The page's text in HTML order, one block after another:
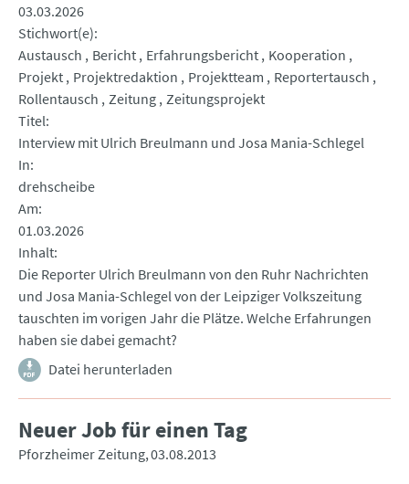
03.03.2026
Stichwort(e)
Austausch
Bericht Erfahrungsbericht Kooperation
Projekt Projektredaktion Projektteam
Reportertausch
Rollentausch Zeitung Zeitungsprojekt
Titel
Interview mit Ulrich Breulmann und Josa Mania-Schlegel
In
drehscheibe
Am
01.03.2026
Inhalt
Die Reporter Ulrich Breulmann von den Ruhr Nachrichten
und Josa Mania-Schlegel von der Leipziger Volkszeitung
tauschten im vorigen Jahr die Plätze. Welche Erfahrungen
haben sie dabei gemacht?
Datei herunterladen
Neuer Job für einen Tag
Pforzheimer Zeitung 03.08.2013